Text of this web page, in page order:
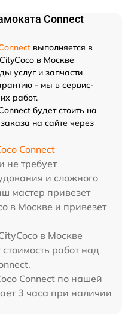
Connect
выполняется в
в Москве
услуг и запчасти
- мы в сервис-
работ.
будет стоить на
на сайте через
Connect
не требует
и сложного
мастер привезет
в Москве и привезет
в Москве
работ над
Connect по нашей
3 часа при наличии